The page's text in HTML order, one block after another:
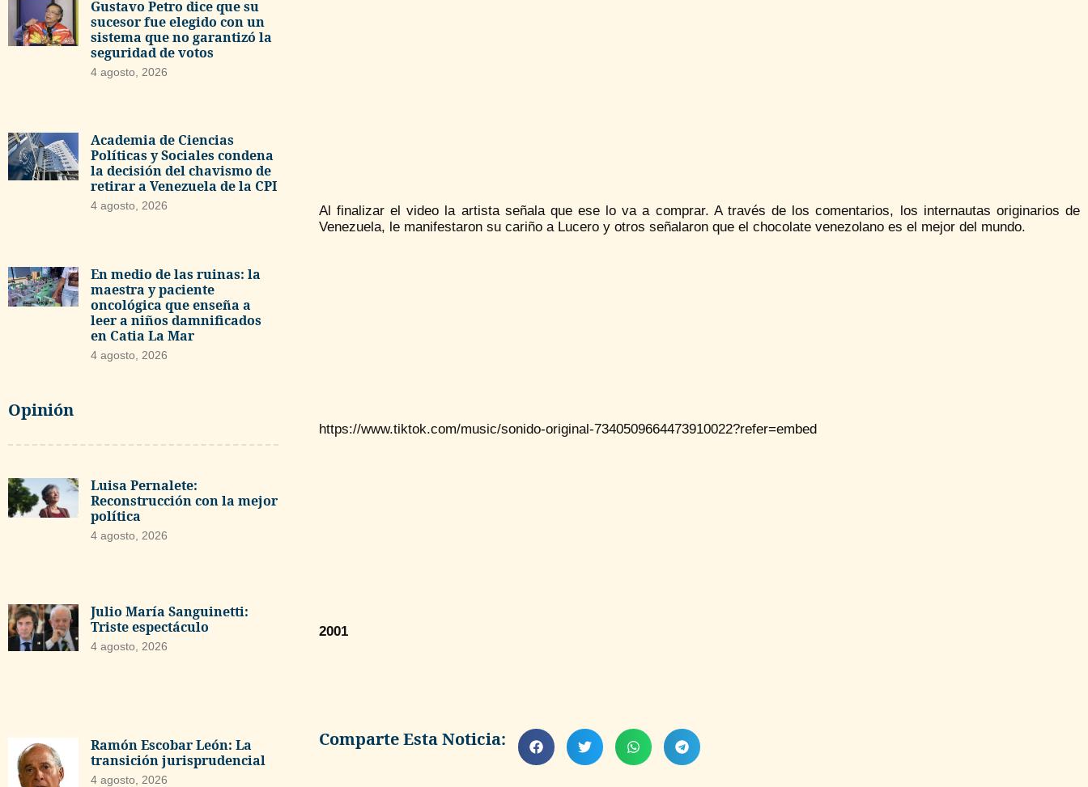
Gustavo Petro dice que su
sucesor fue elegido con un
sistema que no garantizó la
seguridad de votos
4 agosto, 2026
Academia de Ciencias
Políticas y Sociales condena
la decisión del chavismo de
retirar a Venezuela de la CPI
4 agosto, 2026
En medio de las ruinas: la
maestra y paciente
oncológica que enseña a
leer a niños damnificados
en Catia La Mar
4 agosto, 2026
Opinión
Luisa Pernalete:
Reconstrucción con la mejor
política
4 agosto, 2026
Julio María Sanguinetti:
Triste espectáculo
4 agosto, 2026
Ramón Escobar León: La
transición jurisprudencial
4 agosto, 2026
Al finalizar el video la artista señala que ese lo va a comprar. A través de los comentarios, los internautas originarios de
Venezuela, le manifestaron su cariño a Lucero y otros señalaron que el chocolate venezolano es el mejor del mundo.
https://www.tiktok.com/music/sonido-original-7340509664473910022?refer=embed
2001
Comparte Esta Noticia: